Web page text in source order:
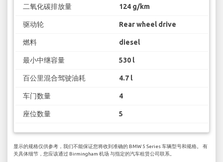
二氧化碳排放量 124 g/km
驱动轮 Rear wheel drive
燃料 diesel
最小中继容量 530 l
百公里混合驾驶油耗 4.7 l
车门数量 4
座位数量 5
显示的规格仅供参考，我们不能保证您将收到准确的 BMW 5 Series 车辆型号和规格。 有
关具体细节，您应该通过 Birmingham 机场 与指定的汽车租赁公司联系。